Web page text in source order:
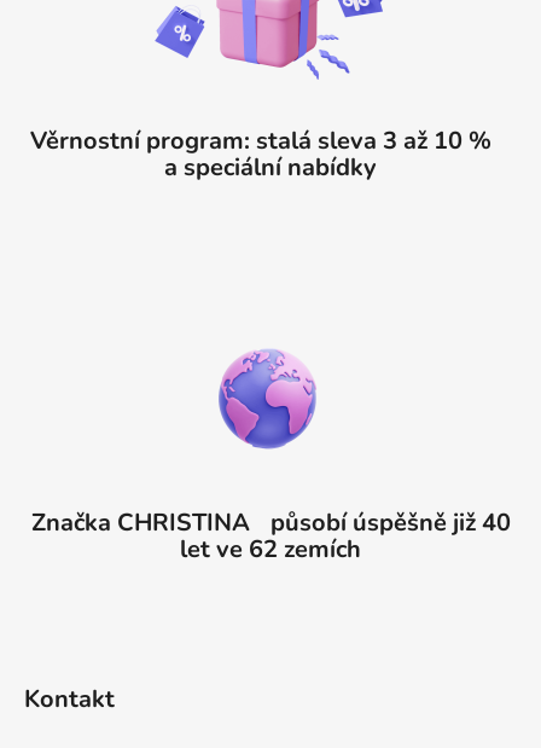
Věrnostní program: stalá sleva 3 až 10 %
a speciální nabídky
Značka CHRISTINA působí úspěšně již 40
let ve 62 zemích
Kontakt